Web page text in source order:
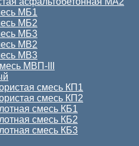
МБ1
МБ2
МБ3
МВ2
МВ3
МВП-III
смесь КП1
смесь КП2
смесь КБ1
смесь КБ2
смесь КБ3